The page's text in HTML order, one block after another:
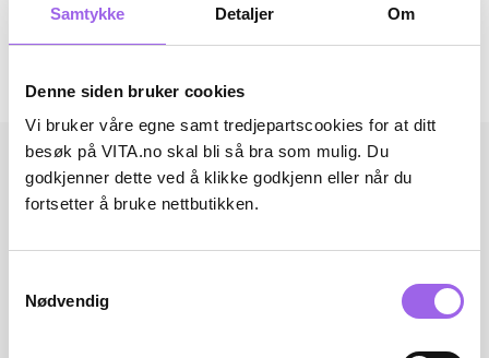
Samtykke Detaljer Om
Denne siden bruker cookies
Vi bruker våre egne samt tredjepartscookies for at ditt
besøk på VITA.no skal bli så bra som mulig. Du
godkjenner dette ved å klikke godkjenn eller når du
fortsetter å bruke nettbutikken.
Nødvendig
Omtaler
Andre har også kjøpt..